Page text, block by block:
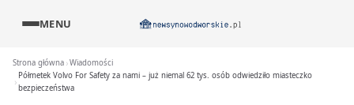
MENU
Strona główna Wiadomości
Półmetek Volvo For Safety za nami – już niemal 62 tys. osób odwiedziło miasteczko
bezpieczeństwa